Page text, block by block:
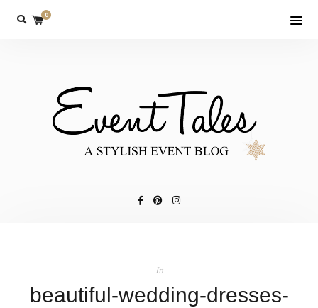
0
In
beautiful-wedding-dresses-